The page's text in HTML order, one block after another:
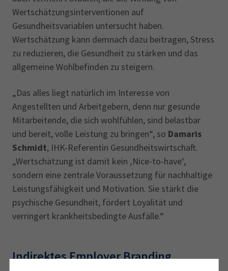
Wertschätzungsinterventionen auf
Gesundheitsvariablen untersucht haben.
Wertschätzung kann demnach dazu beitragen, Stress
zu reduzieren, die Gesundheit zu stärken und das
allgemeine Wohlbefinden zu steigern.
„Das alles liegt natürlich im Interesse von
Angestellten und Arbeitgebern, denn nur gesunde
Mitarbeitende, die sich wohlfühlen, sind belastbar
und bereit, volle Leistung zu bringen“, so Damaris
Schmidt, IHK-Referentin Gesundheitswirtschaft.
„Wertschätzung ist damit kein ‚Nice-to-have‘,
sondern eine zentrale Voraussetzung für nachhaltige
Leistungsfähigkeit und Motivation. Sie stärkt die
psychische Gesundheit, fördert Loyalität und
verringert krankheitsbedingte Ausfälle.“
Indirektes Employer Branding